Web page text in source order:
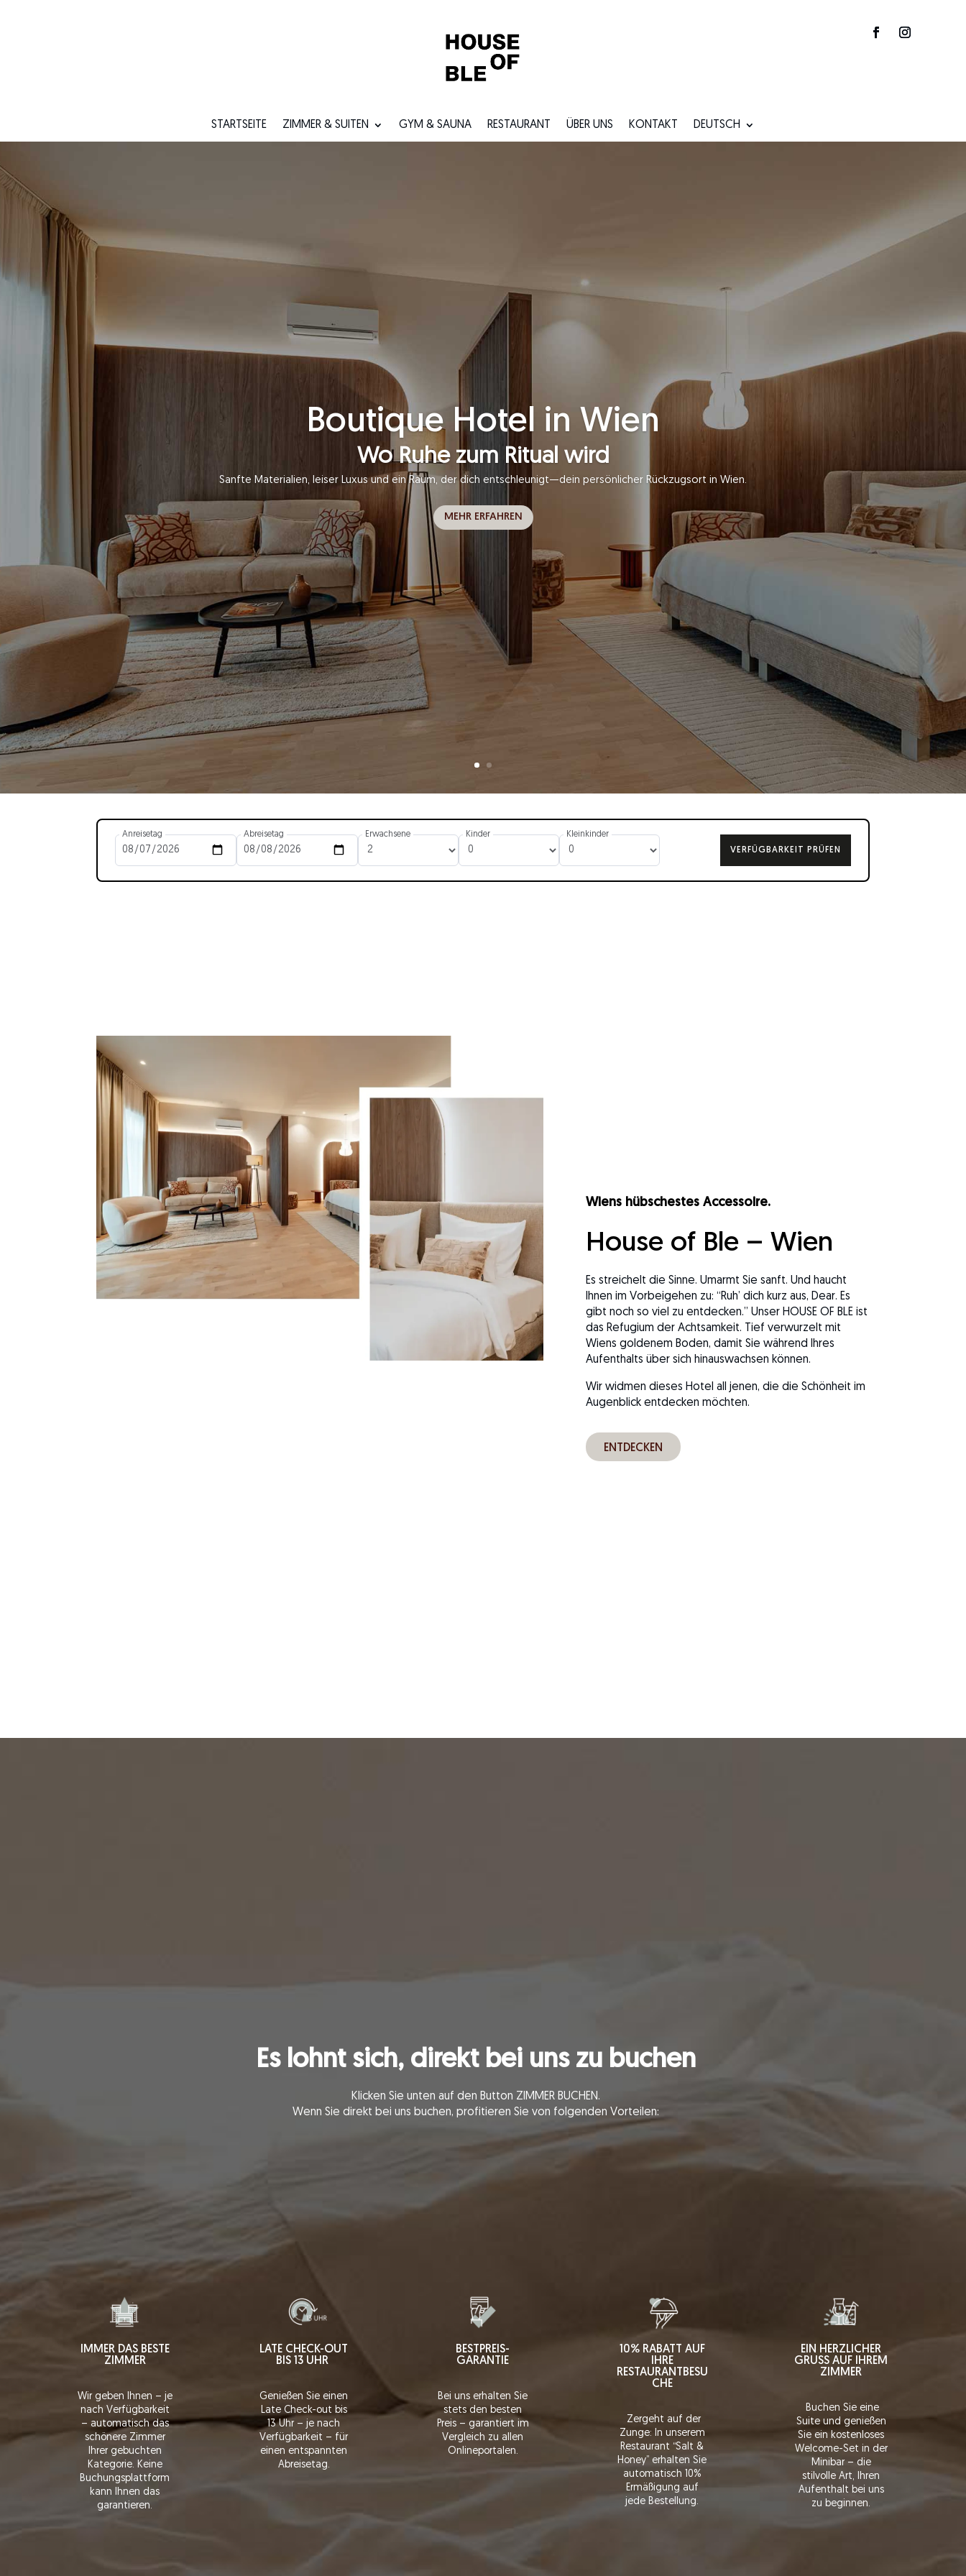
STARTSEITE ZIMMER & SUITEN GYM & SAUNA RESTAURANT ÜBER UNS KONTAKT DEUTSCH
Der schönste Grund, aufzustehen
Frühstück und Brunch im Salt & Honey – entspannt, genussvoll und mit kreativer Note.
MEHR ERFAHREN
Anreisetag Abreisetag Erwachsene Kinder Kleinkinder
Wiens hübschestes Accessoire.
House of Ble – Wien
Es streichelt die Sinne. Umarmt Sie sanft. Und haucht
Ihnen im Vorbeigehen zu: “Ruh’ dich kurz aus, Dear. Es
gibt noch so viel zu entdecken.” Unser HOUSE OF BLE ist
das Refugium der Achtsamkeit. Tief verwurzelt mit
Wiens goldenem Boden, damit Sie während Ihres
Aufenthalts über sich hinauswachsen können.
Wir widmen dieses Hotel all jenen, die die Schönheit im
Augenblick entdecken möchten.
ENTDECKEN
Es lohnt sich, direkt bei uns zu buchen
Klicken Sie unten auf den Button ZIMMER BUCHEN.
Wenn Sie direkt bei uns buchen, profitieren Sie von folgenden Vorteilen:
IMMER DAS BESTE
ZIMMER
Wir geben Ihnen – je
nach Verfügbarkeit
– automatisch das
schönere Zimmer
Ihrer gebuchten
Kategorie. Keine
Buchungsplattform
kann Ihnen das
garantieren.
LATE CHECK-OUT
BIS 13 UHR
Genießen Sie einen
Late Check-out bis
13 Uhr – je nach
Verfügbarkeit – für
einen entspannten
Abreisetag.
BESTPREIS-
GARANTIE
Bei uns erhalten Sie
stets den besten
Preis – garantiert im
Vergleich zu allen
Onlineportalen.
10% RABATT AUF
IHRE
RESTAURANTBESU
CHE
Zergeht auf der
Zunge: In unserem
Restaurant “Salt &
Honey” erhalten Sie
automatisch 10%
Ermäßigung auf
jede Bestellung.
EIN HERZLICHER
GRUSS AUF IHREM Z
IMMER
Buchen Sie eine
Suite und genießen
Sie ein kostenloses
Welcome-Set in der
Minibar – die
stilvolle Art, Ihren
Aufenthalt bei uns
zu beginnen.